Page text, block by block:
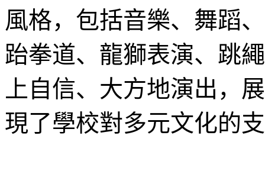
風格，包括音樂、舞蹈
跆拳道、龍獅表演、跳
上自信、大方地演出，
現了學校對多元文化的